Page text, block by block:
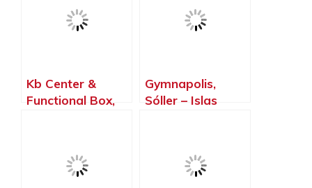
Kb Center &
Functional Box,
Gymnapolis,
Sóller – Islas